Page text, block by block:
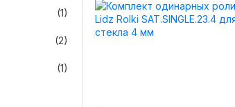
(1)
(2)
(1)